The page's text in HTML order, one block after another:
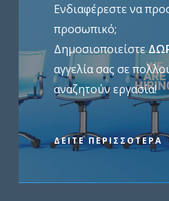
Ενδιαφέρεστε να
προσωπικό;
Δημοσιοποιείστε
αγγελία σας σε
αναζητούν εργασία!
ΔΕΊΤΕ ΠΕΡΙΣΣΌΤΕΡΑ